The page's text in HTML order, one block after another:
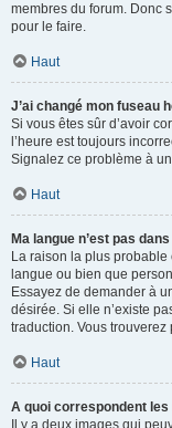
membres du forum. Donc
pour le faire.
Haut
J’ai changé mon fuseau
Si vous êtes sûr d’avoir
l’heure est toujours
Signalez ce problème à
Haut
Ma langue n’est pas
La raison la plus probable
langue ou bien que
Essayez de demander à
désirée. Si elle n’existe
traduction. Vous trouverez
Haut
A quoi correspondent
Il y a deux images qui